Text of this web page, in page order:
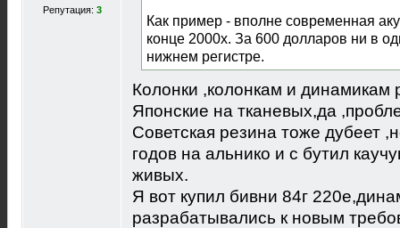
Репутация: 3
Как пример - вполне современная
конце 2000х. За 600 долларов ни в
нижнем регистре.
Колонки ,колонкам и динамикам
Японские на тканевых,да
Советская резина тоже дубеет
годов на альнико и с бутил
живых.
Я вот купил бивни 84г
разрабатывались к новым